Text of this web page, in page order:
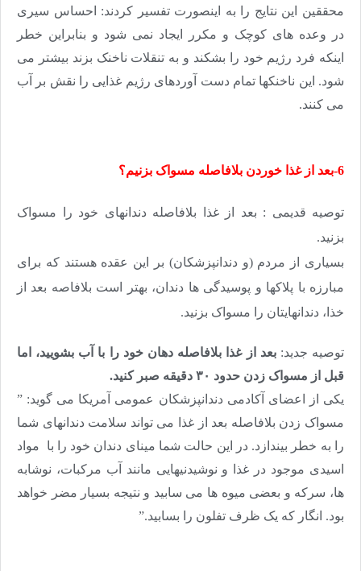
محققین این نتایج را به اینصورت تفسیر کردند: احساس سیری
در وعده های کوچک و مکرر ایجاد نمی شود و بنابراین خطر
اینکه فرد رژیم خود را بشکند و به تنقلات ناخنک بزند بیشتر می
شود. این ناخنکها تمام دست آوردهای رژیم غذایی را نقش بر آب
می کنند.
6-بعد از غذا خوردن بلافاصله مسواک بزنیم؟
توصیه قدیمی : بعد از غذا بلافاصله دندانهای خود را مسواک
بزنید.
بسیاری از مردم (و دندانپزشکان) بر این عقده هستند که برای
مبارزه با پلاکها و پوسیدگی ها دندان، بهتر است بلافاصه بعد از
خذا، دندانهایتان را مسواک بزنید.
توصیه جدید:بعد از غذا بلافاصله دهان خود را با آب بشویید، اما
قبل از مسواک زدن حدود ۳۰ دقیقه صبر کنید.
یکی از اعضای آکادمی دندانپزشکان عمومی آمریکا می گوید: ”
مسواک زدن بلافاصله بعد از غذا می تواند سلامت دندانهای شما
را به خطر بیندازد. در این حالت شما مینای دندان خود را با مواد
اسیدی موجود در غذا و نوشیدنیهایی مانند آب مرکبات، نوشابه
ها، سرکه و بعضی میوه ها می سابید و نتیجه بسیار مضر خواهد
بود. انگار که یک ظرف تفلون را بسابید.”